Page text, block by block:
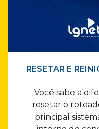
RESETAR E
Você sabe a
resetar o
principal